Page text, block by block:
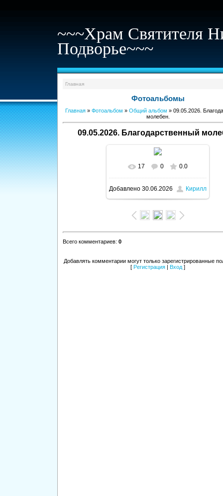
~~~Храм Святителя
Подворье~~~
Главная
Фотоальбомы
Главная» Фотоальбом » Общий альбом » 09.05.2026.
молебен.
09.05.2026. Благодарственный
В реальном размере
1156x867/ 910.3Kb
17 0 0.0
Добавлено 30.06.2026 Кирилл
Всего комментариев: 0
Добавлять комментарии могут только зарегистрированные
[ Регистрация Вход ]